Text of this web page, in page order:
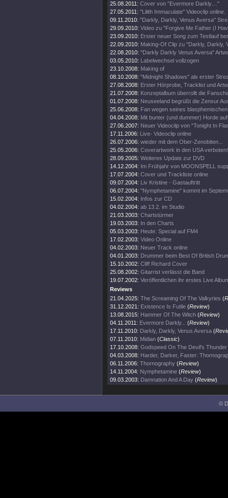
25.08.2011: Cover von "Evermore Darkly…"
27.05.2011: "Lilith Immaculate" Videoclip online.
09.11.2010: "Darkly, Darkly, Venus Aversa"
29.09.2010: Video zu "Forgive Me Father (I
23.09.2010: Erster neuer Song zum Testlauf
22.09.2010: Making-Of Clip zu "Darkly, Darkly,
22.08.2010: "Darkly Darkly Venus Aversa"
03.05.2010: Labelwechsel vollzogen
23.10.2008: Making of
08.10.2008: "Midnight Shadows" als erster
27.08.2008: Erster Hörprobe, Tracklist und
21.07.2008: Konzeptalbum überrollt die
01.07.2008: Neuseeland begrüßt die Zensur
25.06.2008: Fan wegen seines
04.04.2008: Mit bunter (und dummer) Horde
27.06.2007: Neuer Videoclip von "Tonight In
17.11.2006: Live- Videoclip online
26.07.2006: wieder mit dem Ober-Zenobiten...
25.05.2006: Coverartwork in den USA verboten!
28.09.2005: Weiteres Update zur DVD
14.12.2004: Im Frühjahr von MOONSPELL
17.07.2004: Cover und Trackliste online
09.07.2004: Liv Kristine - Gastauftritt
06.07.2004: "Nymphetamine" kommt im
15.02.2004: Infos zur CD
04.02.2004: ab 13.2. im Studio
21.03.2003: Chartstürmer
19.03.2003: In den Charts
05.03.2003: Heute: Special auf FM4
17.02.2003: Video Online
04.02.2003: Neuer Track online
04.01.2003: Drummer beim Best Of British
15.10.2002: Cliff Richard Cover
25.08.2002: Gitarrist verlässt die Band
19.07.2002: Veröffentlichen ihr erstes Live
Reviews
21.04.2025: The Screaming Of The Valkyries (
31.12.2021: Existence Is Futile (Review)
13.08.2015: Hammer Of The Witch (Review)
04.11.2011: Evermore Darkly... (Review)
17.11.2010: Darkly, Darkly, Venus Aversa (
07.11.2010: Midian (Classic)
17.10.2008: Godspeed On The Devil's Thunder
04.03.2008: Harder, Darker, Faster:
06.11.2006: Thornography (Review)
14.11.2004: Nymphetamine (Review)
09.03.2003: Damnation And A Day (Review)
©